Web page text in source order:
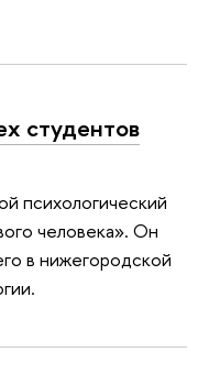
студентов
психологический
человека». Он
в нижегородской